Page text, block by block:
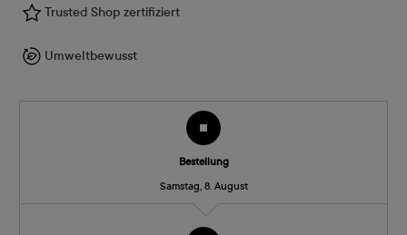
Trusted Shop zertifiziert
Umweltbewusst
Bestellung
Samstag, 8. August